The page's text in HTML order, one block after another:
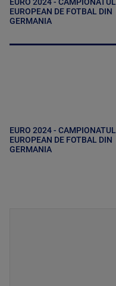
EUROPEAN DE FOTBAL DIN
GERMANIA
EURO 2024 - CAMPIONATUL
EUROPEAN DE FOTBAL DIN
GERMANIA